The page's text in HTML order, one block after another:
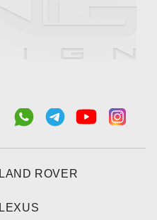
LAND ROVER
LEXUS